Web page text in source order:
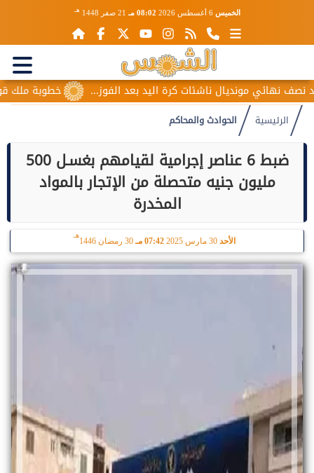
الخميس 6 أغسطس 2026 08:02 مـ 21 صفر 1448 هـ
خطوبة ملك قورة مونديال ناشئات كرة اليد بعد الفوز...
الرئيسية الحوادث والمحاكم
ضبط 6 عناصر إجرامية لقيامهم بغسـل 500
مليون جنيه متحصلة من الإتجار بالمواد
المخدرة
الأحد 30 مارس 2025 07:42 مـ 30 رمضان 1446
هـ